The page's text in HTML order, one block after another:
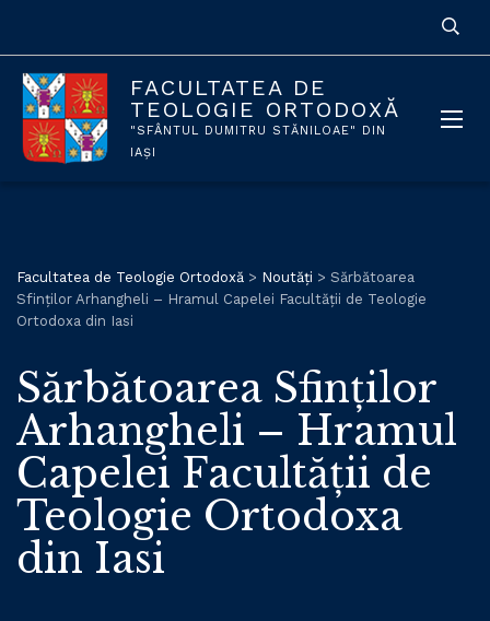
FACULTATEA DE
TEOLOGIE ORTODOXĂ
"SFÂNTUL DUMITRU STĂNILOAE" DIN
IAȘI
Facultatea de Teologie Ortodoxă > Noutăți > Sărbătoarea
Sfinților Arhangheli – Hramul Capelei Facultății de Teologie
Ortodoxa din Iasi
Sărbătoarea Sfinților
Arhangheli – Hramul
Capelei Facultății de
Teologie Ortodoxa
din Iasi